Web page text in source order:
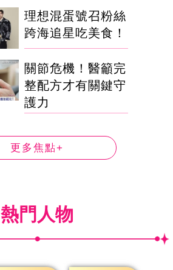
理想混蛋號召粉絲
跨海追星吃美食！
關節危機！醫籲完
整配方才有關鍵守
護力
更多焦點+
熱門人物